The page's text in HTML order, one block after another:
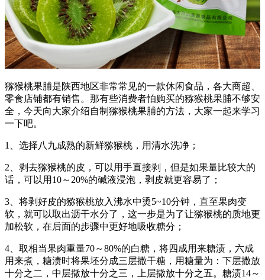
猕猴桃果脯是陕西地区非常常见的一款休闲食品，各大商超、
零食店铺都有销售。那有些消费者怕购买的猕猴桃果脯不够安
全，今天向大家介绍自制猕猴桃果脯的方法，大家一起来学习
一下吧。
1、选择八九成熟的新鲜猕猴桃，用清水洗净；
2、剥去猕猴桃的皮，可以用手直接剥，但是如果量比较大的
话，可以用10～20%的碱液浸泡，剥皮就更容易了；
3、将剥好皮的猕猴桃放入沸水中烫5~10分钟，直至果肉变
软，就可以取出沥干水分了，这一步是为了让猕猴桃的质地更
加松软，在后面的步骤中更好地吸收糖分；
4、取相当果肉重量70～80%的白糖，将四成用来糖渍，六成
用来煮，糖渍时将果坯分成三层撒干糖，用糖量为：下层撒放
十分之二，中层撒放十分之三，上层撒放十分之五。糖渍14～